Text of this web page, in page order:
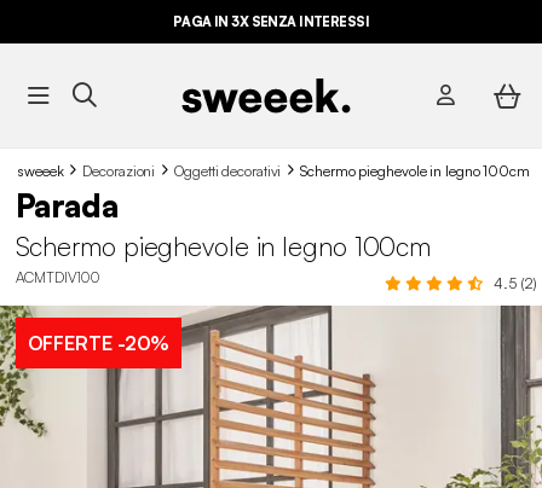
PAGA IN 3X SENZA INTERESSI
sweeek Decorazioni Oggetti decorativi Schermo pieghevole in legno 100cm
Parada
Schermo pieghevole in legno 100cm
ACMTDIV100 4.5 (2)
OFFERTE-20%